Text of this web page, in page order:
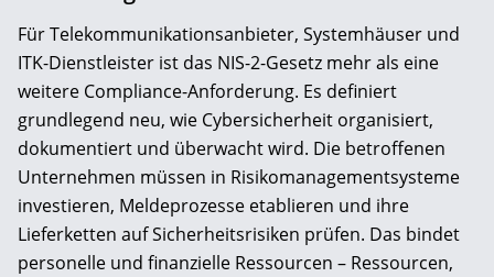
Für Telekommunikationsanbieter, Systemhäuser und
ITK-Dienstleister ist das NIS-2-Gesetz mehr als eine
weitere Compliance-Anforderung. Es definiert
grundlegend neu, wie Cybersicherheit organisiert,
dokumentiert und überwacht wird. Die betroffenen
Unternehmen müssen in Risikomanagementsysteme
investieren, Meldeprozesse etablieren und ihre
Lieferketten auf Sicherheitsrisiken prüfen. Das bindet
personelle und finanzielle Ressourcen – Ressourcen,